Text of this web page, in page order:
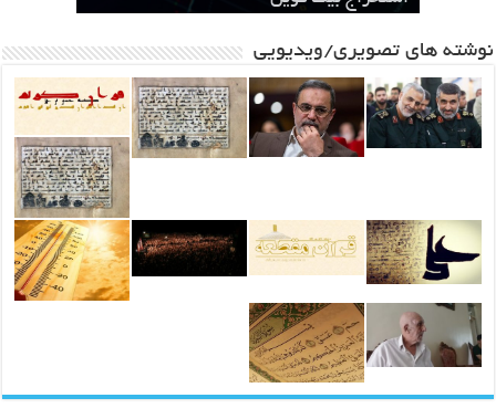
نوشته های تصویری/ویدیویی